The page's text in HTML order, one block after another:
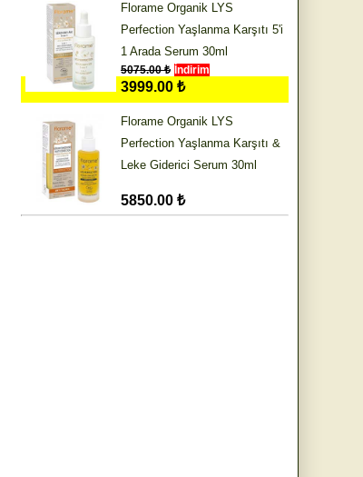
Florame Organik LYS
Perfection Yaşlanma Karşıtı 5'i
1 Arada Serum 30ml
5075.00 ₺ İndirim
3999.00 ₺
Florame Organik LYS
Perfection Yaşlanma Karşıtı &
Leke Giderici Serum 30ml
5850.00 ₺